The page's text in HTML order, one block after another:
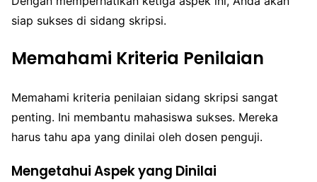
siap sukses di sidang skripsi.
Memahami Kriteria Penilaian
Memahami kriteria penilaian sidang skripsi sangat
penting. Ini membantu mahasiswa sukses. Mereka
harus tahu apa yang dinilai oleh dosen penguji.
Mengetahui Aspek yang Dinilai